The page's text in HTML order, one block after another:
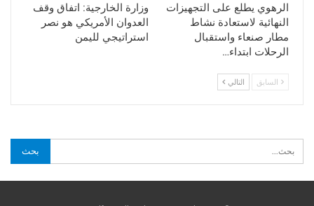
الرهوي يطلع على التجهيزات
النهائية لاستعادة نشاط
مطار صنعاء واستقبال
الرحلات ابتداء…
وزارة الخارجية: اتفاق وقف
العدوان الأمريكي هو نصر
استراتيجي لليمن
السابق التالي